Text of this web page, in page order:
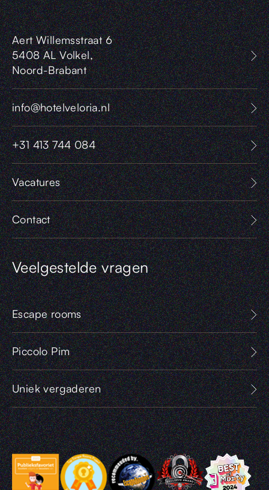
Aert Willemsstraat 6
5408 AL Volkel,
Noord-Brabant
info@hotelveloria.nl
+31 413 744 084
Vacatures
Contact
Veelgestelde vragen
Escape rooms
Piccolo Pim
Uniek vergaderen